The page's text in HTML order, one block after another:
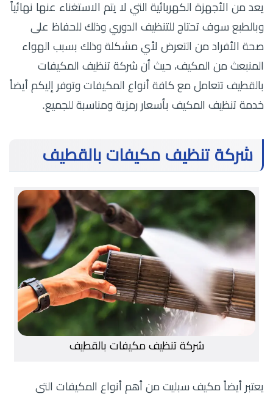
يعد من الأجهزة الكهربائية التي لا يتم الاستغناء عنها نهائياً
وبالطبع سوف تحتاج للتنظيف الدوري وذلك للحفاظ على
صحة الأفراد من التعرض لأي مشكلة وذلك بسبب الهواء
المنبعث من المكيف، حيث أن شركة تنظيف المكيفات
بالقطيف تتعامل مع كافة أنواع المكيفات وتوفر إليكم أيضاً
خدمة تنظيف المكيف بأسعار رمزية ومناسبة للجميع.
شركة تنظيف مكيفات بالقطيف
شركة تنظيف مكيفات بالقطيف
يعتبر أيضاً مكيف سبليت من أهم أنواع المكيفات التي